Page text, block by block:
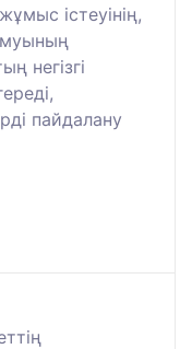
істеуінің,
негізгі
пайдалану